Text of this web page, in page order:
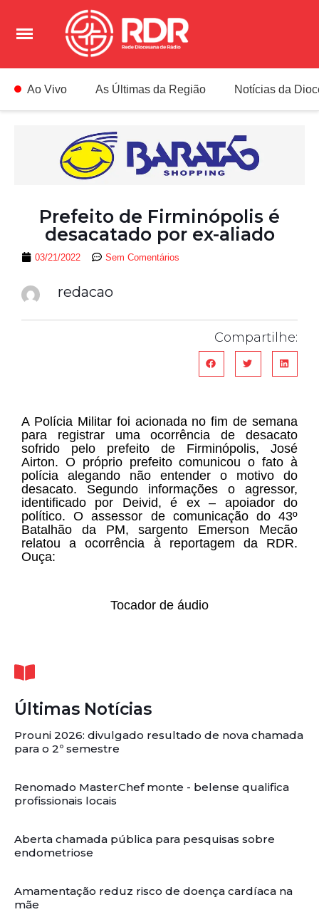
Ao Vivo As Últimas da Região Notícias da
Prefeito de Firminópolis é
desacatado por ex-aliado
03/21/2022 Sem Comentários
redacao
Compartilhe:
A Polícia Militar foi acionada no fim de semana
para registrar uma ocorrência de desacato
sofrido pelo prefeito de Firminópolis, José
Airton. O próprio prefeito comunicou o fato à
polícia alegando não entender o motivo do
desacato. Segundo informações o agressor,
identificado por Deivid, é ex – apoiador do
político. O assessor de comunicação do 43º
Batalhão da PM, sargento Emerson Mecão
relatou a ocorrência à reportagem da RDR.
Ouça:
Tocador de áudio
Últimas Notícias
Prouni 2026: divulgado resultado de nova chamada
para o 2º semestre
Renomado MasterChef monte - belense qualifica
profissionais locais
Aberta chamada pública para pesquisas sobre
endometriose
Amamentação reduz risco de doença cardíaca na
mãe